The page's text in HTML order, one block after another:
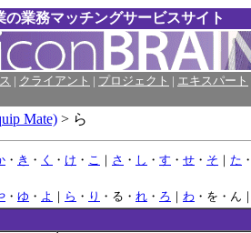
業務マッチングサービスサイト
| クライアント | プロジェクト | エキスパート
Mate) > ら
・ き ・ く ・ け ・ こ ｜ さ ・ し ・ す ・ せ ・ そ ｜ た ・
・ ゆ ・ よ ｜ ら ・ り ・る・ れ ・ ろ ｜ わ ・を・ん｜